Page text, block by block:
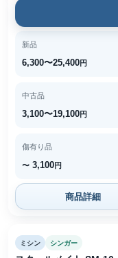
新品
6,300〜25,400円
中古品
3,100〜19,100円
傷有り品
〜 3,100円
商品詳細
ミシン シンガー